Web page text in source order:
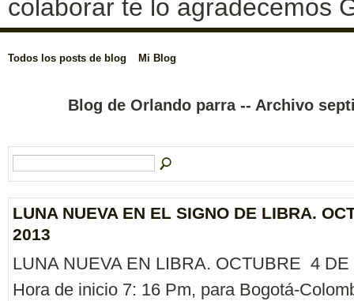
colaborar te lo agradecemos
Todos los posts de blog Mi Blog
Blog de Orlando parra -- Archivo
LUNA NUEVA EN EL SIGNO DE LIBRA.
2013
LUNA NUEVA EN LIBRA. OCTUBRE 4 DE
Hora de inicio 7: 16 Pm, para Bogotá-